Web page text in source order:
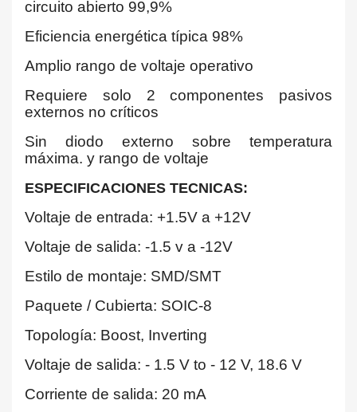
circuito abierto 99,9%
Eficiencia energética típica 98%
Amplio rango de voltaje operativo
Requiere solo 2 componentes pasivos
externos no críticos
Sin diodo externo sobre temperatura
máxima. y rango de voltaje
ESPECIFICACIONES TECNICAS:
Voltaje de entrada: +1.5V a +12V
Voltaje de salida: -1.5 v a -12V
Estilo de montaje: SMD/SMT
Paquete / Cubierta: SOIC-8
Topología: Boost, Inverting
Voltaje de salida: - 1.5 V to - 12 V, 18.6 V
Corriente de salida: 20 mA